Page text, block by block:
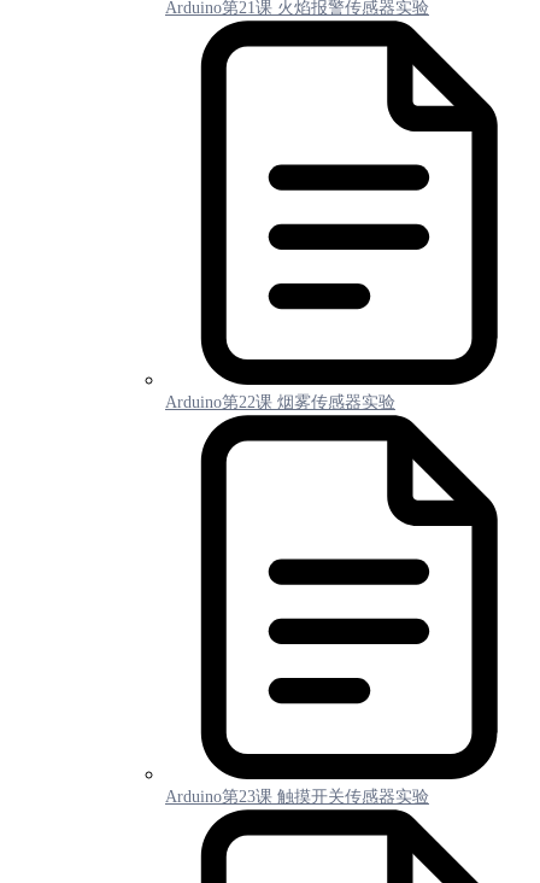
Arduino第21课 火焰报警传感器实验
Arduino第22课 烟雾传感器实验
Arduino第23课 触摸开关传感器实验